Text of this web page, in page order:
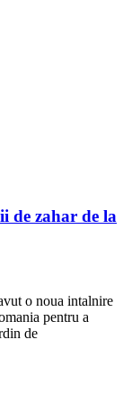
de zahar de la
o noua intalnire
pentru a
de